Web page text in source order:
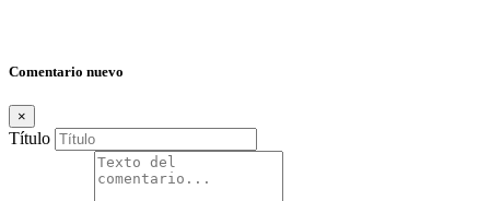
Comentario nuevo
×
Título